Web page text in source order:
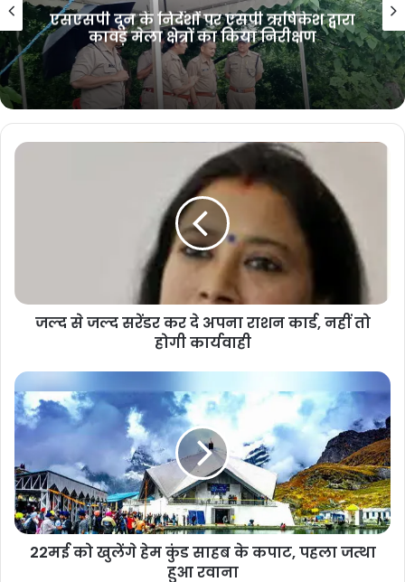
ग्रामीण विकास मंत्री भरत सिंह चौधरी ने
प्रधानमंत्री ग्राम सड़क योजना (PMGSY) के
कार्यों की प्रगति एवं वन स्वीकृति की समीक्षा की
जल्द से जल्द सरेंडर कर दे अपना राशन कार्ड, नहीं तो
होगी कार्यवाही
22मई को खुलेंगे हेम कुंड साहब के कपाट, पहला जत्था
हुआ रवाना